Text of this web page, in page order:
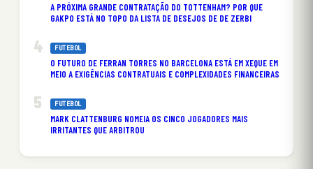
A PRÓXIMA GRANDE CONTRATAÇÃO DO TOTTENHAM? POR QUE
GAKPO ESTÁ NO TOPO DA LISTA DE DESEJOS DE DE ZERBI
FUTEBOL
O FUTURO DE FERRAN TORRES NO BARCELONA ESTÁ EM XEQUE EM
MEIO A EXIGÊNCIAS CONTRATUAIS E COMPLEXIDADES FINANCEIRAS
FUTEBOL
MARK CLATTENBURG NOMEIA OS CINCO JOGADORES MAIS
IRRITANTES QUE ARBITROU